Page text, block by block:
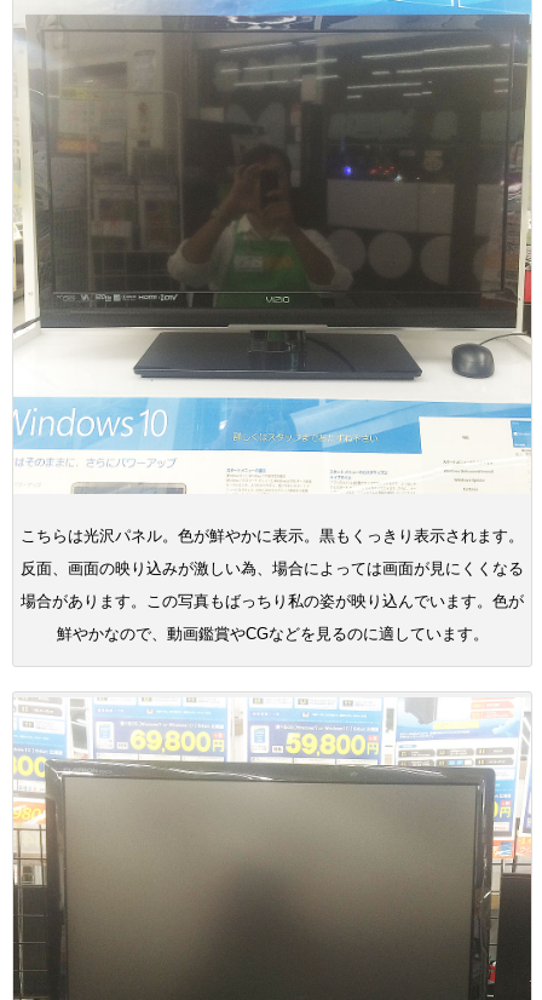
こちらは光沢パネル。色が鮮やかに表示。黒もくっきり表示されます。
反面、画面の映り込みが激しい為、場合によっては画面が見にくくなる
場合があります。この写真もばっちり私の姿が映り込んでいます。色が
鮮やかなので、動画鑑賞やCGなどを見るのに適しています。